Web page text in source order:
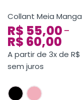
Collant Meia Manga
R$ 55,00 –
R$ 60,00
A partir de 3x de R$
sem juros